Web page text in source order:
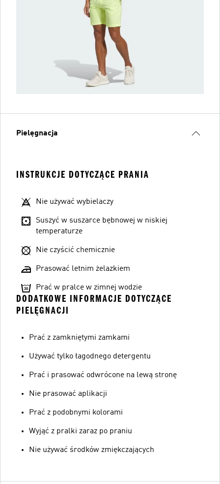
Pielęgnacja
INSTRUKCJE DOTYCZĄCE PRANIA
Nie używać wybielaczy
Suszyć w suszarce bębnowej w niskiej
temperaturze
Nie czyścić chemicznie
Prasować letnim żelazkiem
Prać w pralce w zimnej wodzie
DODATKOWE INFORMACJE DOTYCZĄCE
PIELĘGNACJI
Prać z zamkniętymi zamkami
Używać tylko łagodnego detergentu
Prać i prasować odwrócone na lewą stronę
Nie prasować aplikacji
Prać z podobnymi kolorami
Wyjąć z pralki zaraz po praniu
Nie używać środków zmiękczających